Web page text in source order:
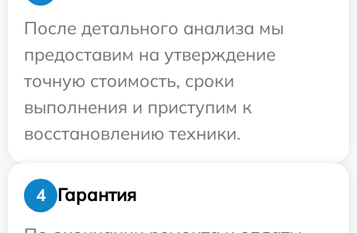
После детального анализа мы
предоставим на утверждение
точную стоимость, сроки
выполнения и приступим к
восстановлению техники.
4
Гарантия